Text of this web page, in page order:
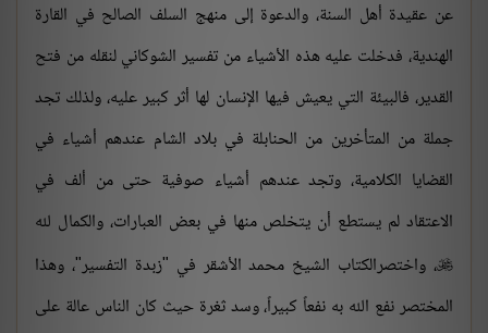
عن عقيدة أهل السنة، والدعوة إلى منهج السلف الصالح في القارة
الهندية، فدخلت عليه هذه الأشياء من تفسير الشوكاني لنقله من فتح
القدير، فالبيئة التي يعيش فيها الإنسان لها أثر كبير عليه، ولذلك تجد
جملة من المتأخرين من الحنابلة في بلاد الشام عندهم أشياء في
القضايا الكلامية، وتجد عندهم أشياء صوفية حتى من ألف في
الاعتقاد لم يستطع أن يتخلص منها في بعض العبارات، والكمال لله
، واختصرالكتاب الشيخ محمد الأشقر في "زبدة التفسير"، وهذا
المختصر نفع الله به نفعاً كبيراً، وسد ثغرة حيث كان الناس عالة على